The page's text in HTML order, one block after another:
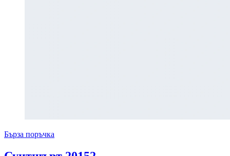
Бърза поръчка